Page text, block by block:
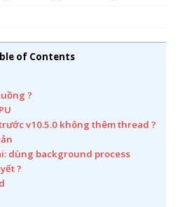
of Contents
?
v10.5.0 không thêm thread ?
dùng background process
?